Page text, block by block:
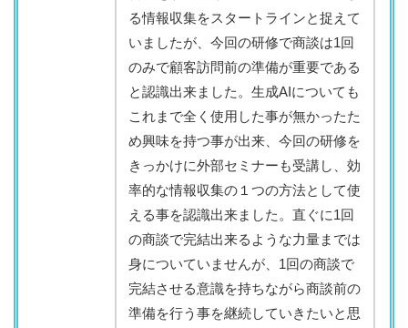
る情報収集をスタートラインと捉えて
いましたが、今回の研修で商談は1回
のみで顧客訪問前の準備が重要である
と認識出来ました。生成AIについても
これまで全く使用した事が無かったた
め興味を持つ事が出来、今回の研修を
きっかけに外部セミナーも受講し、効
率的な情報収集の１つの方法として使
える事を認識出来ました。直ぐに1回
の商談で完結出来るような力量までは
身についていませんが、1回の商談で
完結させる意識を持ちながら商談前の
準備を行う事を継続していきたいと思